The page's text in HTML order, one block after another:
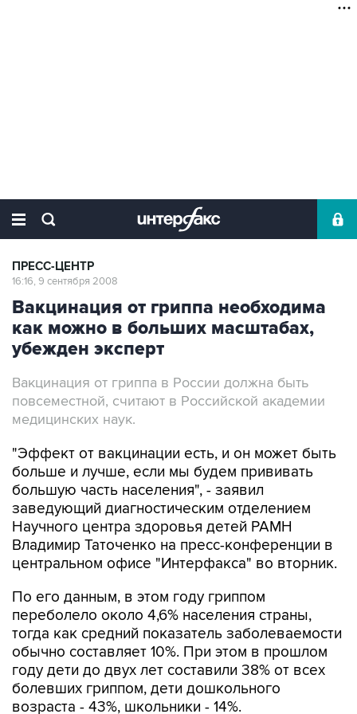
ПРЕСС-ЦЕНТР
16:16, 9 сентября 2008
Вакцинация от гриппа необходима
как можно в больших масштабах,
убежден эксперт
Вакцинация от гриппа в России должна быть
повсеместной, считают в Российской академии
медицинских наук.
"Эффект от вакцинации есть, и он может быть
больше и лучше, если мы будем прививать
большую часть населения", - заявил
заведующий диагностическим отделением
Научного центра здоровья детей РАМН
Владимир Таточенко на пресс-конференции в
центральном офисе "Интерфакса" во вторник.
По его данным, в этом году гриппом
переболело около 4,6% населения страны,
тогда как средний показатель заболеваемости
обычно составляет 10%. При этом в прошлом
году дети до двух лет составили 38% от всех
болевших гриппом, дети дошкольного
возраста - 43%, школьники - 14%.